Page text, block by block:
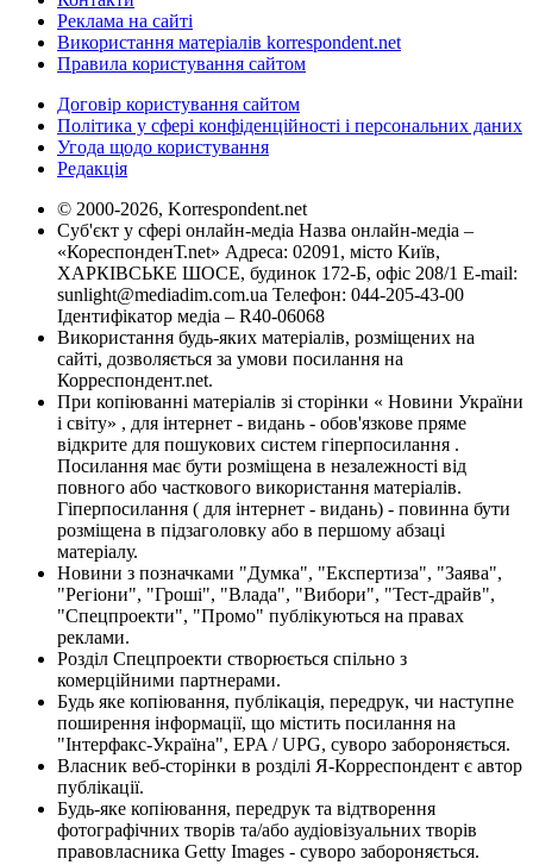
Реклама на сайті
Використання матеріалів korrespondent.net
Правила користування сайтом
Договір користування сайтом
Політика у сфері конфіденційності і персональних даних
Угода щодо користування
Редакція
© 2000-2026, Korrespondent.net
Суб'єкт у сфері онлайн-медіа Назва онлайн-медіа –
«КореспонденТ.net» Адреса: 02091, місто Київ,
ХАРКІВСЬКЕ ШОСЕ, будинок 172-Б, офіс 208/1 E-mail:
sunlight@mediadim.com.ua Телефон: 044-205-43-00
Ідентифікатор медіа – R40-06068
Використання будь-яких матеріалів, розміщених на
сайті, дозволяється за умови посилання на
Корреспондент.net.
При копіюванні матеріалів зі сторінки « Новини України
і світу» , для інтернет - видань - обов'язкове пряме
відкрите для пошукових систем гіперпосилання .
Посилання має бути розміщена в незалежності від
повного або часткового використання матеріалів.
Гіперпосилання ( для інтернет - видань) - повинна бути
розміщена в підзаголовку або в першому абзаці
матеріалу.
Новини з позначками "Думка", "Експертиза", "Заява",
"Регіони", "Гроші", "Влада", "Вибори", "Тест-драйв",
"Спецпроекти", "Промо" публікуються на правах
реклами.
Розділ Спецпроекти створюється спільно з
комерційними партнерами.
Будь яке копіювання, публікація, передрук, чи наступне
поширення інформації, що містить посилання на
"Інтерфакс-Україна", EPA / UPG, суворо забороняється.
Власник веб-сторінки в розділі Я-Корреспондент є автор
публікації.
Будь-яке копіювання, передрук та відтворення
фотографічних творів та/або аудіовізуальних творів
правовласника Getty Images - суворо забороняється.